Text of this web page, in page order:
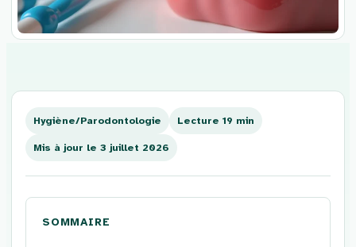
contenu
Hygiène/Parodontologie Lecture 19 min
Mis à jour le 3 juillet 2026
SOMMAIRE